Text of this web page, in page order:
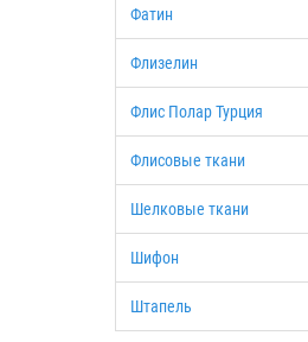
Фатин
Флизелин
Флис Полар Турция
Флисовые ткани
Шелковые ткани
Шифон
Штапель